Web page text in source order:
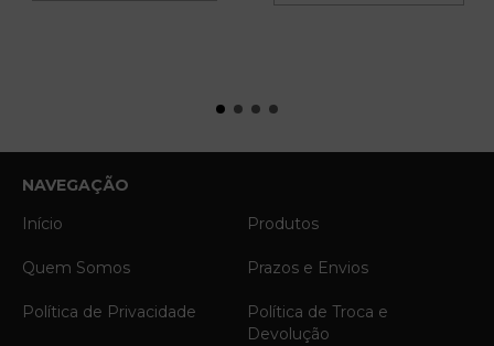
NAVEGAÇÃO
Início
Produtos
Quem Somos Prazos e Envios
Política de Privacidade
Política de Troca e
Devolução